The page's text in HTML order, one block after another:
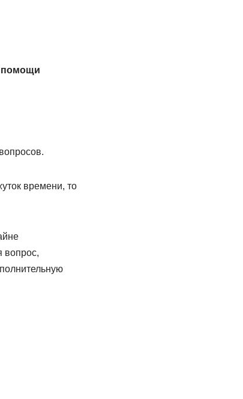
помощи
времени, то
вопрос,